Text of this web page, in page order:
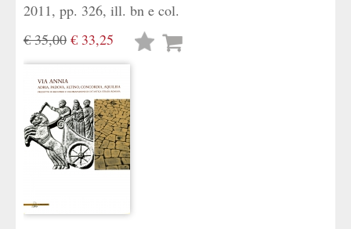
2011, pp. 326, ill. bn e col.
€ 35,00 € 33,25
Lista